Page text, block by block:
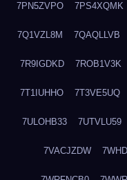
7PN5ZVPO 7PS4XQMK
7Q1VZL8M 7QAQLLVB
7R9IGDKD 7ROB1V3K
7T1IUHHO 7T3VE5UQ
7ULOHB33 7UTVLU59
7VACJZDW